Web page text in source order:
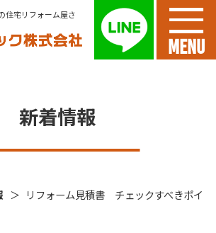
住宅リフォーム屋さ
MENU
新着情報
リフォーム見積書 チェックすべきポイン